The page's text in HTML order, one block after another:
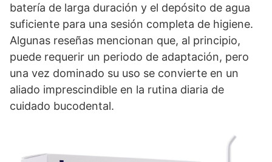
batería de larga duración y el depósito de agua
suficiente para una sesión completa de higiene.
Algunas reseñas mencionan que, al principio,
puede requerir un periodo de adaptación, pero
una vez dominado su uso se convierte en un
aliado imprescindible en la rutina diaria de
cuidado bucodental.